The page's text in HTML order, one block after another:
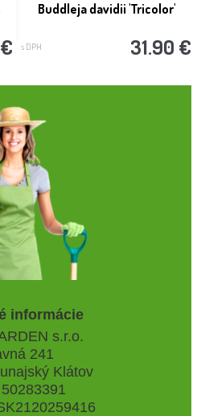
Buddleja davidii 'Tricolor'
s DPH 31.90 €
informácie
s.r.o.
241
Klátov